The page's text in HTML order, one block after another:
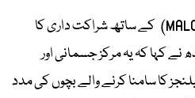
میری ایڈیلیڈ لیپروسی سینٹر (MALC) کے ساتھ شراکت داری کا
نے کہا کہ یہ مرکز جسمانی اور
کا سامنا کرنے والے بچوں کی مدد